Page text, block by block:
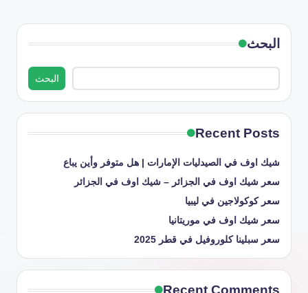
البحث
البحث
Recent Posts
شيك اوف في الصيدليات الإمارات | هل متوفر وأين يباع
سعر شيك اوف في الجزائر – شيك اوف في الجزائر
سعر كوكولاجين في ليبيا
سعر شيك اوف في موريتانيا
سعر سبلينا كلوروفيل في قطر 2025
Recent Comments